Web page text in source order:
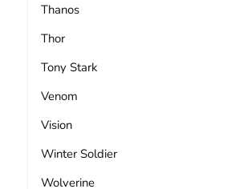
Thanos
Thor
Tony Stark
Venom
Vision
Winter Soldier
Wolverine